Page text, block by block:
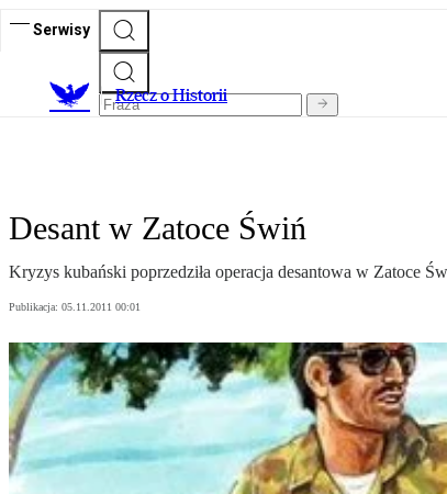
Serwisy
Rzecz o Historii
Desant w Zatoce Świń
Kryzys kubański poprzedziła operacja desantowa w Zatoce
Publikacja: 05.11.2011 00:01